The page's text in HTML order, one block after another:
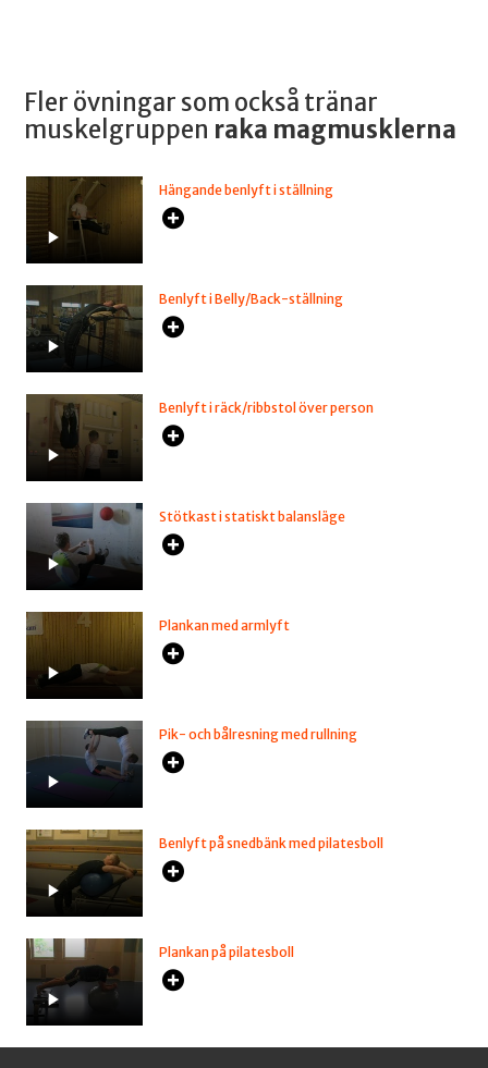
Fler övningar som också tränar
muskelgruppen raka magmusklerna
Hängande benlyft i ställning
Benlyft i Belly/Back-ställning
Benlyft i räck/ribbstol över person
Stötkast i statiskt balansläge
Plankan med armlyft
Pik- och bålresning med rullning
Benlyft på snedbänk med pilatesboll
Plankan på pilatesboll